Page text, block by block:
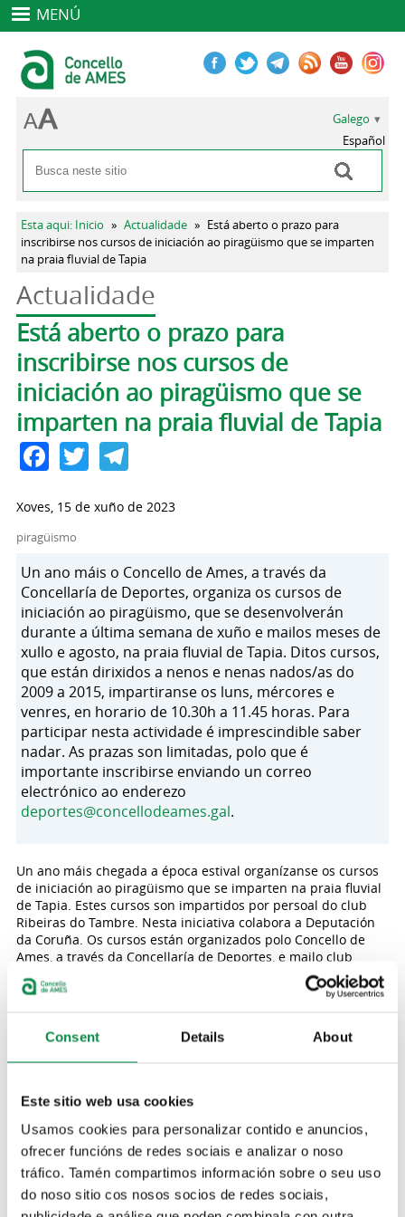
Consent Details About
Este sitio web usa cookies
Usamos cookies para personalizar contido e anuncios,
ofrecer funcións de redes sociais e analizar o noso
tráfico. Tamén compartimos información sobre o seu uso
do noso sitio cos nosos socios de redes sociais,
MENÚ
Formulario de busca
Buscar
Galego
Español
Vostede está aquí
Esta aqui: Inicio » Actualidade » Está aberto o prazo para
inscribirse nos cursos de iniciación ao piragüismo que se imparten
na praia fluvial de Tapia
Actualidade
Pestanas principais
Está aberto o prazo para
inscribirse nos cursos de
iniciación ao piragüismo que se
imparten na praia fluvial de Tapia
Facebook
TwitterTelegram
Xoves, 15 de xuño de 2023
piragüismo
Un ano máis o Concello de Ames, a través da
Concellaría de Deportes, organiza os cursos de
iniciación ao piragüismo, que se desenvolverán
durante a última semana de xuño e mailos meses de
xullo e agosto, na praia fluvial de Tapia. Ditos cursos,
que están dirixidos a nenos e nenas nados/as do
2009 a 2015, impartiranse os luns, mércores e
venres, en horario de 10.30h a 11.45 horas. Para
participar nesta actividade é imprescindible saber
nadar. As prazas son limitadas, polo que é
importante inscribirse enviando un correo
electrónico ao enderezo
deportes@concellodeames.gal.
Un ano máis chegada a época estival organízanse os cursos
de iniciación ao piragüismo que se imparten na praia fluvial
de Tapia. Estes cursos son impartidos por persoal do club
Ribeiras do Tambre. Nesta iniciativa colabora a Deputación
da Coruña. Os cursos están organizados polo Concello de
Ames, a través da Concellaría de Deportes, e mailo club
Ribeiras do Tambre. Están dirixidos a nenos e nenas
nados/as do 2009 a 2015.
xuño e mailos meses de xullo e agosto. Os participantes
prevista do 24 de de xullo ao 18 de agosto. As clases
impartiranse os luns, mércores e venres, en horario de
mañá, de 10.30h a 11.45 horas.
Os/as participantes aprenderán, da man do persoal do club
Ribeiras do Tambre, todo o necesario para gañar autonomía
no uso da piragua e adquirir as destrezas e habilidades